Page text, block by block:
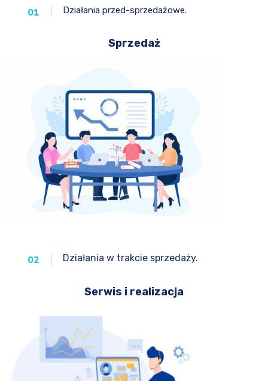
01 Działania przed-sprzedażowe.
Sprzedaż
02 Działania w trakcie sprzedaży.
Serwis i realizacja